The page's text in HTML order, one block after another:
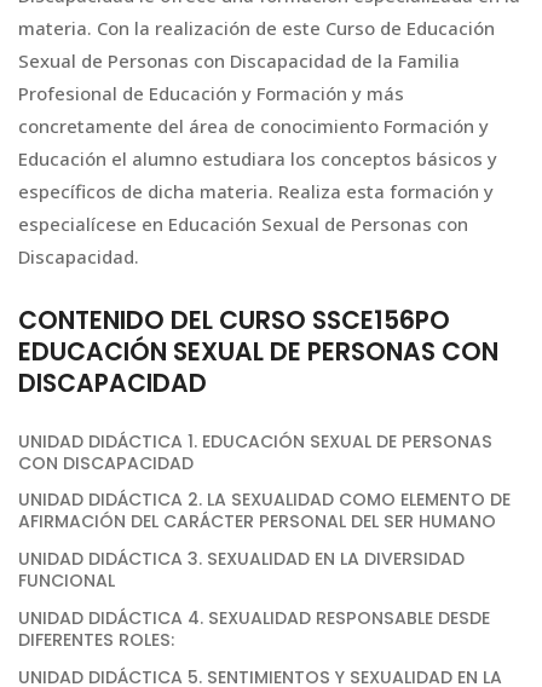
materia. Con la realización de este Curso de Educación
Sexual de Personas con Discapacidad de la Familia
Profesional de Educación y Formación y más
concretamente del área de conocimiento Formación y
Educación el alumno estudiara los conceptos básicos y
específicos de dicha materia. Realiza esta formación y
especialícese en Educación Sexual de Personas con
Discapacidad.
CONTENIDO DEL CURSO SSCE156PO
EDUCACIÓN SEXUAL DE PERSONAS CON
DISCAPACIDAD
UNIDAD DIDÁCTICA 1. EDUCACIÓN SEXUAL DE PERSONAS
CON DISCAPACIDAD
UNIDAD DIDÁCTICA 2. LA SEXUALIDAD COMO ELEMENTO DE
AFIRMACIÓN DEL CARÁCTER PERSONAL DEL SER HUMANO
UNIDAD DIDÁCTICA 3. SEXUALIDAD EN LA DIVERSIDAD
FUNCIONAL
UNIDAD DIDÁCTICA 4. SEXUALIDAD RESPONSABLE DESDE
DIFERENTES ROLES:
UNIDAD DIDÁCTICA 5. SENTIMIENTOS Y SEXUALIDAD EN LA